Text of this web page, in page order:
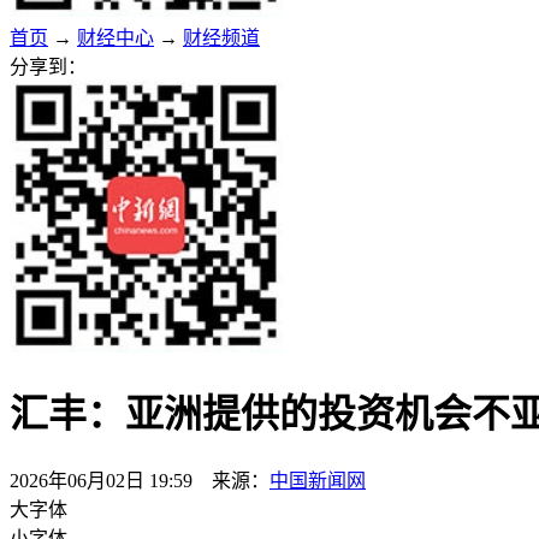
首页 → 财经中心 → 财经频道
分享到：
汇丰：亚洲提供的投资机会不
2026年06月02日 19:59 来源： 中国新闻网
大字体